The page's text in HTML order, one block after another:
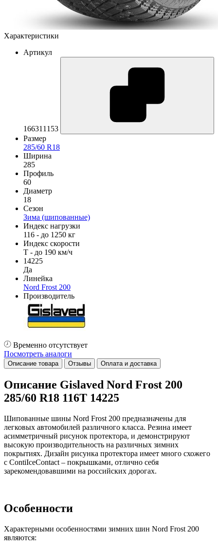
Характеристики
Артикул
166311153
Размер
285/60 R18
Ширина
285
Профиль
60
Диаметр
18
Сезон
Зима (шипованные)
Индекс нагрузки
116 - до 1250 кг
Индекс скорости
T - до 190 км/ч
14225
Да
Линейка
Nord Frost 200
Производитель
Временно отсутствует
Посмотреть аналоги
Описание товара Отзывы Оплата и доставка
Описание Gislaved Nord Frost 200
285/60 R18 116T 14225
Шипованные шины Nord Frost 200 предназначены для
легковых автомобилей различного класса. Резина имеет
асимметричный рисунок протектора, и демонстрируют
высокую производительность на различных зимних
покрытиях. Дизайн рисунка протектора имеет много схожего
с ContiIceContact – покрышками, отлично себя
зарекомендовавшими на российских дорогах.
Особенности
Характерными особенностями зимних шин Nord Frost 200
являются: